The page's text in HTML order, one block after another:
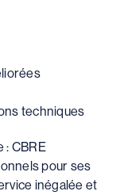
techniques
: CBRE
pour ses
inégalée et